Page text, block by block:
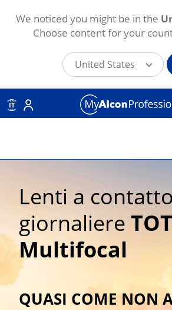
Salta al contenuto principale
IT
Lenti a contatto
Soluzioni per lenti a contatto
Lenti a contatto
giornaliere
Multifocal
QUASI COME NON
We noticed you might be in the
Choose content for your
United States